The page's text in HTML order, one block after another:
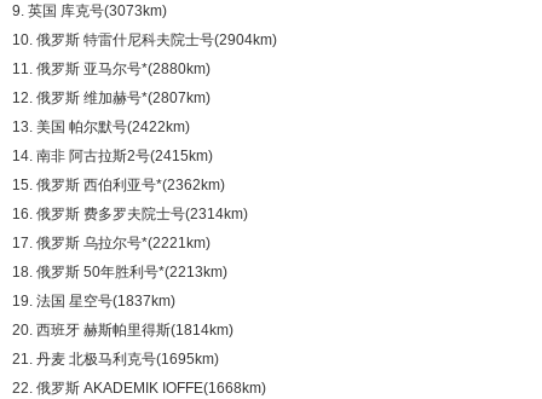
9. 英国 库克号(3073km)
10. 俄罗斯 特雷什尼科夫院士号(2904km)
11. 俄罗斯 亚马尔号*(2880km)
12. 俄罗斯 维加赫号*(2807km)
13. 美国 帕尔默号(2422km)
14. 南非 阿古拉斯2号(2415km)
15. 俄罗斯 西伯利亚号*(2362km)
16. 俄罗斯 费多罗夫院士号(2314km)
17. 俄罗斯 乌拉尔号*(2221km)
18. 俄罗斯 50年胜利号*(2213km)
19. 法国 星空号(1837km)
20. 西班牙 赫斯帕里得斯(1814km)
21. 丹麦 北极马利克号(1695km)
22. 俄罗斯 AKADEMIK IOFFE(1668km)